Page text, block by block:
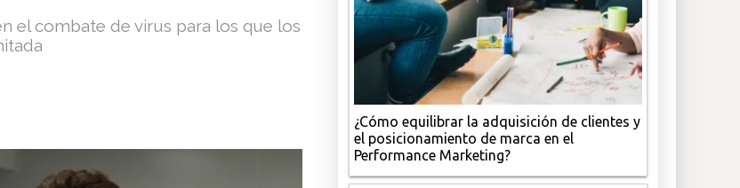
el combate de virus para los que los
¿Cómo equilibrar la adquisición de clientes y
el posicionamiento de marca en el
Performance Marketing?